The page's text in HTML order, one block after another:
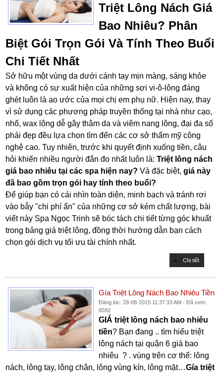
Triệt Lông Nách Giá
Bao Nhiêu? Phân
Biệt Gói Trọn Gói Và Tính Theo Buổi
Chi Tiết Nhất
Sở hữu một vùng da dưới cánh tay mịn màng, sáng khỏe
và không có sự xuất hiện của những sợi vi-ô-lông đáng
ghét luôn là ao ước của mọi chị em phụ nữ. Hiện nay, thay
vì sử dụng các phương pháp truyền thống tại nhà như cạo,
nhổ, wax lông dễ gây thâm da và viêm nang lông, đại đa số
phái đẹp đều lựa chọn tìm đến các cơ sở thẩm mỹ công
nghệ cao. Tuy nhiên, trước khi quyết định xuống tiền, câu
hỏi khiến nhiều người đắn đo nhất luôn là:Triệt lông nách
giá bao nhiêu tại các spa hiện nay? Và đặc biệt,giá này
đã bao gồm trọn gói hay tính theo buổi?
Để giúp bạn có cái nhìn toàn diện, minh bạch và tránh rơi
vào bẫy "chi phí ẩn" của những cơ sở kém chất lượng, bài
viết này Spa Ngọc Trinh sẽ bóc tách chi tiết từng góc khuất
trong bảng giá triệt lông, đồng thời hướng dẫn bạn cách
chọn gói dịch vụ tối ưu tài chính nhất.
Chi tiết
Gía Triệt Lông Nách Bao Nhiêu Tiền
Đăng lúc: 28-08-2015 11:37:33 AM - Đã xem:
6592
GIÁ triệt lông nách bao nhiêu
tiền? Bạn đang .. tìm hiểu triệt
lông nách tại quận 6 giá bao
nhiêu ? . vùng trên cơ thể: lông
nách, lông tay, lông chân, lông vùng kín, lông mặt…Gía triệt